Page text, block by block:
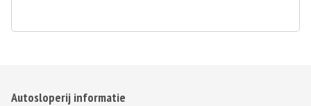
Autosloperij informatie